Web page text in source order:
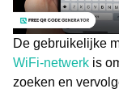
De gebruikelijke
WiFi-netwerk is
zoeken en